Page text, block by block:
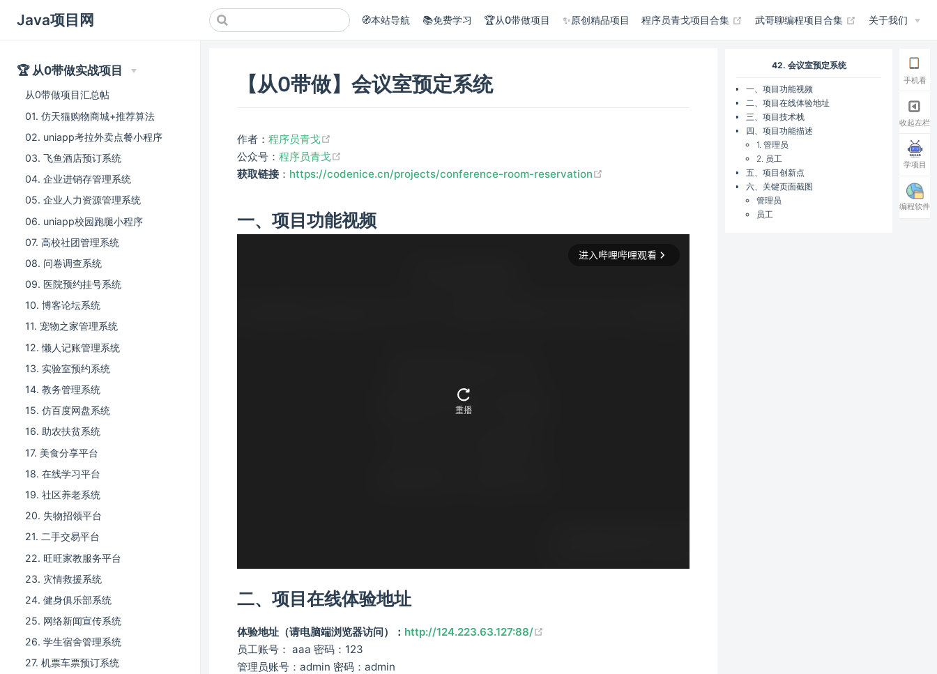
Java项目网 🧭本站导航 📚免费学习 🏆从0带做项目 ✨原创精品项目 程序员青戈项目合集 (opens new window)
武哥聊编程项目合集 (opens new
关于我们
🏆 从0带做实战项目
从0带做项目汇总帖
01. 仿天猫购物商城+推荐算法
02. uniapp考拉外卖点餐小程序
03. 飞鱼酒店预订系统
04. 企业进销存管理系统
05. 企业人力资源管理系统
06. uniapp校园跑腿小程序
07. 高校社团管理系统
08. 问卷调查系统
09. 医院预约挂号系统
10. 博客论坛系统
11. 宠物之家管理系统
12. 懒人记账管理系统
13. 实验室预约系统
14. 教务管理系统
15. 仿百度网盘系统
16. 助农扶贫系统
17. 美食分享平台
18. 在线学习平台
19. 社区养老系统
20. 失物招领平台
21. 二手交易平台
22. 旺旺家教服务平台
23. 灾情救援系统
24. 健身俱乐部系统
25. 网络新闻宣传系统
26. 学生宿舍管理系统
27. 机票车票预订系统
【从0带做】会议室预定系统
作者： 程序员青戈
公众号： 程序员青戈
获取链接： https://codenice.cn/projects/conference-room-reservation
一、项目功能视频
二、项目在线体验地址
体验地址（请电脑端浏览器访问）： http://124.223.63.127:88/
员工账号： aaa 密码：123
管理员账号：admin 密码：admin
42. 会议室预定系统
一、项目功能视频
二、项目在线体验地址
三、项目技术栈
四、项目功能描述
1. 管理员
2. 员工
五、项目创新点
六、关键页面截图
管理员
员工
手机看
收起左栏
学项目
编程软件